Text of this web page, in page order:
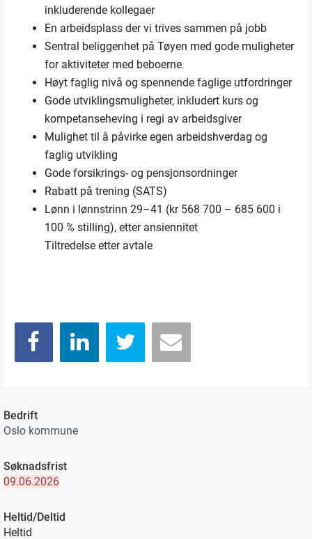
inkluderende kollegaer
En arbeidsplass der vi trives sammen på jobb
Sentral beliggenhet på Tøyen med gode muligheter
for aktiviteter med beboerne
Høyt faglig nivå og spennende faglige utfordringer
Gode utviklingsmuligheter, inkludert kurs og
kompetanseheving i regi av arbeidsgiver
Mulighet til å påvirke egen arbeidshverdag og
faglig utvikling
Gode forsikrings- og pensjonsordninger
Rabatt på trening (SATS)
Lønn i lønnstrinn 29–41 (kr 568 700 – 685 600 i
100 % stilling), etter ansiennitet
Tiltredelse etter avtale
Bedrift
Oslo kommune
Søknadsfrist
09.06.2026
Heltid/Deltid
Heltid